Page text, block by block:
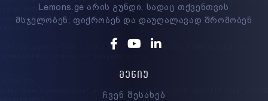
Lemons.ge არის გუნდი, სადაც თქვენთვის
მსჯელობენ, ფიქრობენ და დაუღალავად შრომობენ
ᲛᲔᲜᲘᲣ
ჩვენ შესახებ